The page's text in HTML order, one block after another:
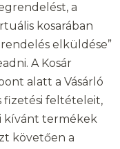
a
kosarában
elküldése”
A Kosár
alatt a Vásárló
fizetési feltételeit,
kívánt termékek
követően a